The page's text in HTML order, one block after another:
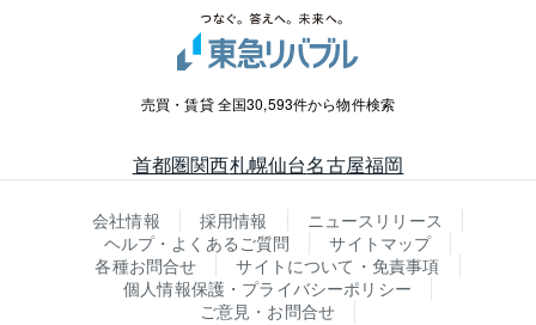
売買・賃貸 全国30,593件から物件検索
首都圏関西札幌仙台名古屋福岡
会社情報 採用情報
ニュースリリース
ヘルプ・よくあるご質問
サイトマップ
各種お問合せ
サイトについて・免責事項
個人情報保護・プライバシーポリシー
ご意見・お問合せ